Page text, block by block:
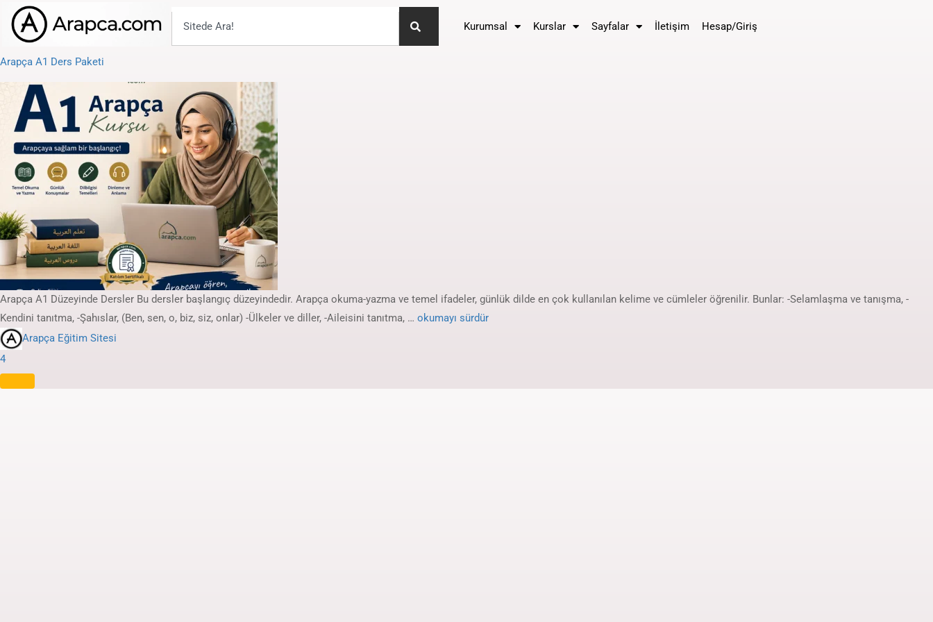
Kurumsal Kurslar Sayfalar İletişim Hesap/Giriş
Arapça A1 Ders Paketi
Arapça A1 Düzeyinde Dersler Bu dersler başlangıç düzeyindedir. Arapça okuma-yazma ve temel ifadeler, günlük dilde en çok kullanılan kelime ve cümleler öğrenilir. Bunlar: -Selamlaşma ve tanışma, -
Kendini tanıtma, -Şahıslar, (Ben, sen, o, biz, siz, onlar) -Ülkeler ve diller, -Aileisini tanıtma, … okumayı sürdür
Arapça Eğitim Sitesi
4